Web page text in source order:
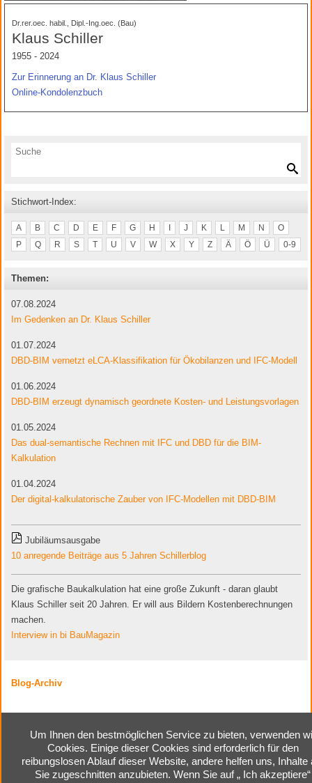
Dr.rer.oec. habil., Dipl.-Ing.oec. (Bau)
Klaus Schiller
1955 - 2024
Zur Erinnerung an Dr. Klaus Schiller
Online-Kondolenzbuch
Stichwort-Index:
A B C D E F G H J K L M N
O
P
Q R S T U V W X Y Z Ä Ö Ü 0-9
Themen:
07.08.2024
Im Gedenken an Dr. Klaus Schiller
01.07.2024
DBD-BIM vernetzt eLCA-Klassifikation für Ökobilanzen und IFC-Modell
01.06.2024
DBD-BIM erzeugt dynamisch geordnete Kosten- und Leistungsvorlagen
01.05.2024
Das dual-semantische Rechnen mit IFC und DBD für die BIM-
Kalkulation
01.04.2024
Der digital-kalkulatorische Zauber von IFC-Modellen mit DBD-BIM
Jubiläumsausgabe
10 anregende Beiträge aus 5 Jahren Schillerblog
Die grafische Baukalkulation hat eine große Zukunft - daran glaubt
Klaus Schiller seit 20 Jahren. Er will aus Bildern Kostenberechnungen
machen.
Interview in bi BauMagazin
Blog-Archiv
Home |Kontakt|Impressum |
Cookie-Einstellungen|
Datenschutzerklärung
Um Ihnen den bestmöglichen Service zu bieten, verwenden
Cookies. Einige dieser Cookies sind erforderlich für den
reibungslosen Ablauf dieser Website, andere helfen uns, Inhalte
Sie zugeschnitten anzubieten. Wenn Sie auf „ Ich akzeptiere“